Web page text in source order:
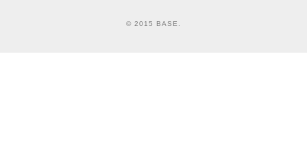
© 2015 BASE.